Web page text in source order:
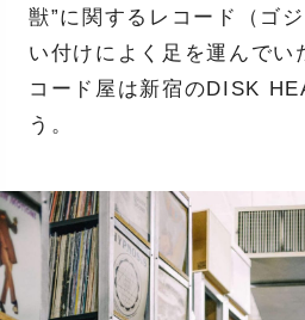
獣”に関するレコード（ゴ
い付けによく足を運んでい
コード屋は新宿のDISK
う。